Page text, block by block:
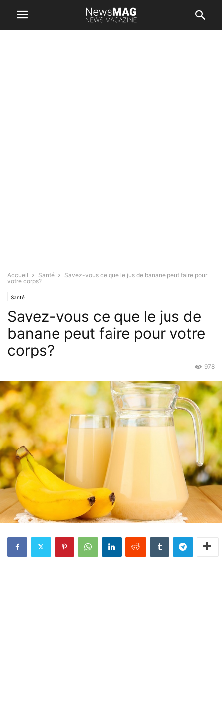
Accueil Santé
Savez-vous ce que le jus de banane peut faire pour
votre corps?
Santé
Savez-vous ce que le jus de
banane peut faire pour votre
corps?
978